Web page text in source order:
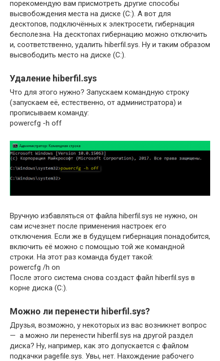
порекомендую вам присмотреть другие способы
высвобождения места на диске (C:). А вот для
десктопов, подключённых к электросети, гибернация
бесполезна. На десктопах гибернацию можно отключить
и, соответственно, удалить hiberfil.sys. Ну и таким образом
высвободить место на диске (C:).
Удаление hiberfil.sys
Что для этого нужно? Запускаем командную строку
(запускаем её, естественно, от администратора) и
прописываем команду:
powercfg -h off
Вручную избавляться от файла hiberfil.sys не нужно, он
сам исчезнет после применения настроек его
отключения. Если же в будущем гибернация понадобится,
включить её можно с помощью той же командной
строки. На этот раз команда будет такой:
powercfg /h on
После этого система снова создаст файл hiberfil.sys в
корне диска (C:).
Можно ли перенести hiberfil.sys?
Друзья, возможно, у некоторых из вас возникнет вопрос
— а можно ли перенести hiberfil.sys на другой раздел
диска? Ну, например, как это допускается с файлом
подкачки pagefile.sys. Увы, нет. Нахождение рабочего